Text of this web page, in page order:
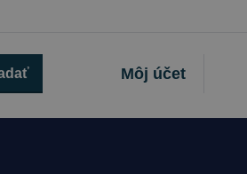
Môj účet